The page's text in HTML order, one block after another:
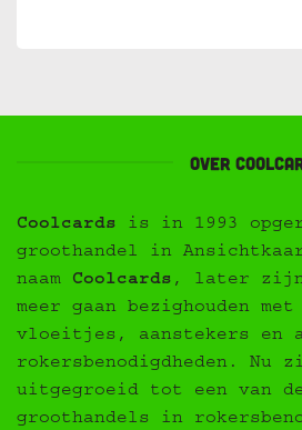
Over
Coolcards is in 1993
groothandel in
naam Coolcards , later zijn
meer gaan bezighouden
vloeitjes, aanstekers en
rokersbenodigdheden. Nu
uitgegroeid tot een van
groothandels in